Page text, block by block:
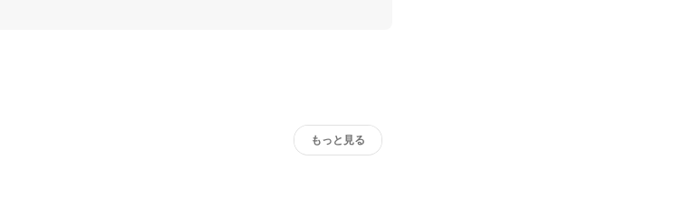
もっと見る